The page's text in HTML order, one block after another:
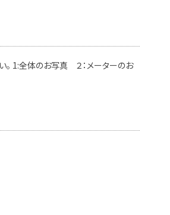
1:全体のお写真 ２：メーターのお